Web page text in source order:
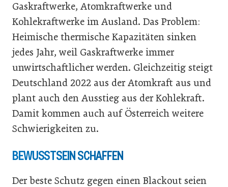
Gaskraftwerke, Atomkraftwerke und
Kohlekraftwerke im Ausland. Das Problem:
Heimische thermische Kapazitäten sinken
jedes Jahr, weil Gaskraftwerke immer
unwirtschaftlicher werden. Gleichzeitig steigt
Deutschland 2022 aus der Atomkraft aus und
plant auch den Ausstieg aus der Kohlekraft.
Damit kommen auch auf Österreich weitere
Schwierigkeiten zu.
BEWUSSTSEIN SCHAFFEN
Der beste Schutz gegen einen Blackout seien